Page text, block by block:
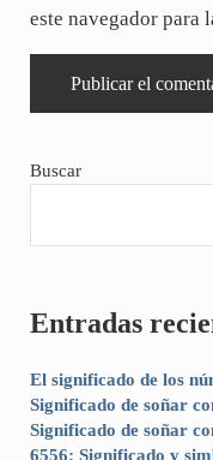
este navegador para
Sidebar
Buscar
Entradas
El significado de los
Significado de soñar
Significado de soñar
6556: Significado y